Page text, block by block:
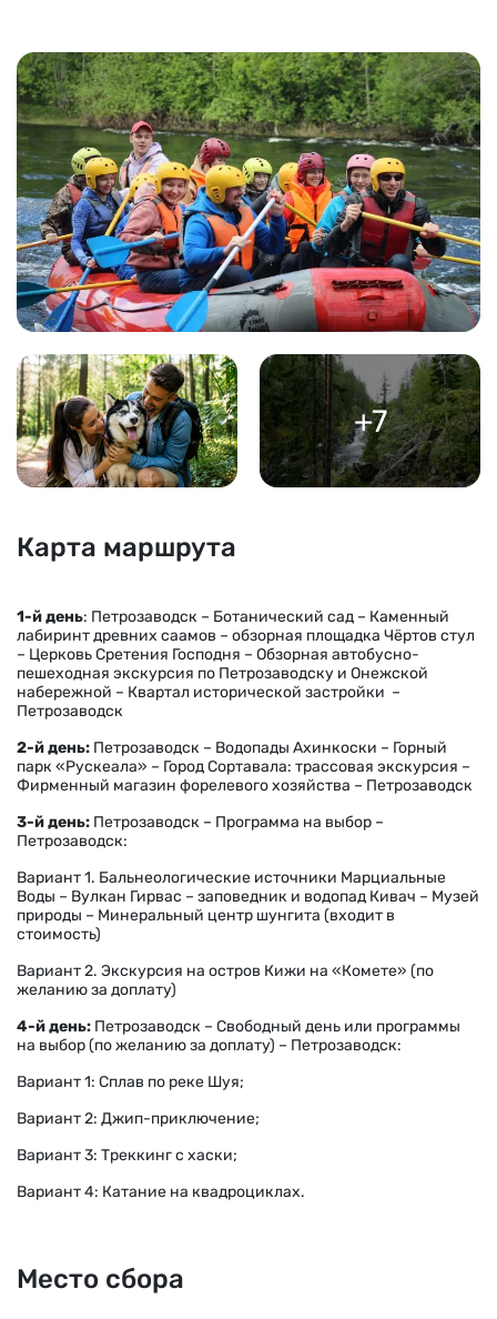
+7
Карта маршрута
1-й день: Петрозаводск – Ботанический сад – Каменный
лабиринт древних саамов – обзорная площадка Чёртов стул
– Церковь Сретения Господня – Обзорная автобусно-
пешеходная экскурсия по Петрозаводску и Онежской
набережной – Квартал исторической застройки –
Петрозаводск
2-й день: Петрозаводск – Водопады Ахинкоски – Горный
парк «Рускеала» – Город Сортавала: трассовая экскурсия –
Фирменный магазин форелевого хозяйства – Петрозаводск
3-й день: Петрозаводск – Программа на выбор –
Петрозаводск:
Вариант 1. Бальнеологические источники Марциальные
Воды – Вулкан Гирвас – заповедник и водопад Кивач – Музей
природы – Минеральный центр шунгита (входит в
стоимость)
Вариант 2. Экскурсия на остров Кижи на «Комете» (по
желанию за доплату)
4-й день: Петрозаводск – Свободный день или программы
на выбор (по желанию за доплату) – Петрозаводск:
Вариант 1: Сплав по реке Шуя;
Вариант 2: Джип-приключение;
Вариант 3: Треккинг с хаски;
Вариант 4: Катание на квадроциклах.
Место сбора